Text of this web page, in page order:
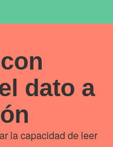
dato a
la capacidad de leer